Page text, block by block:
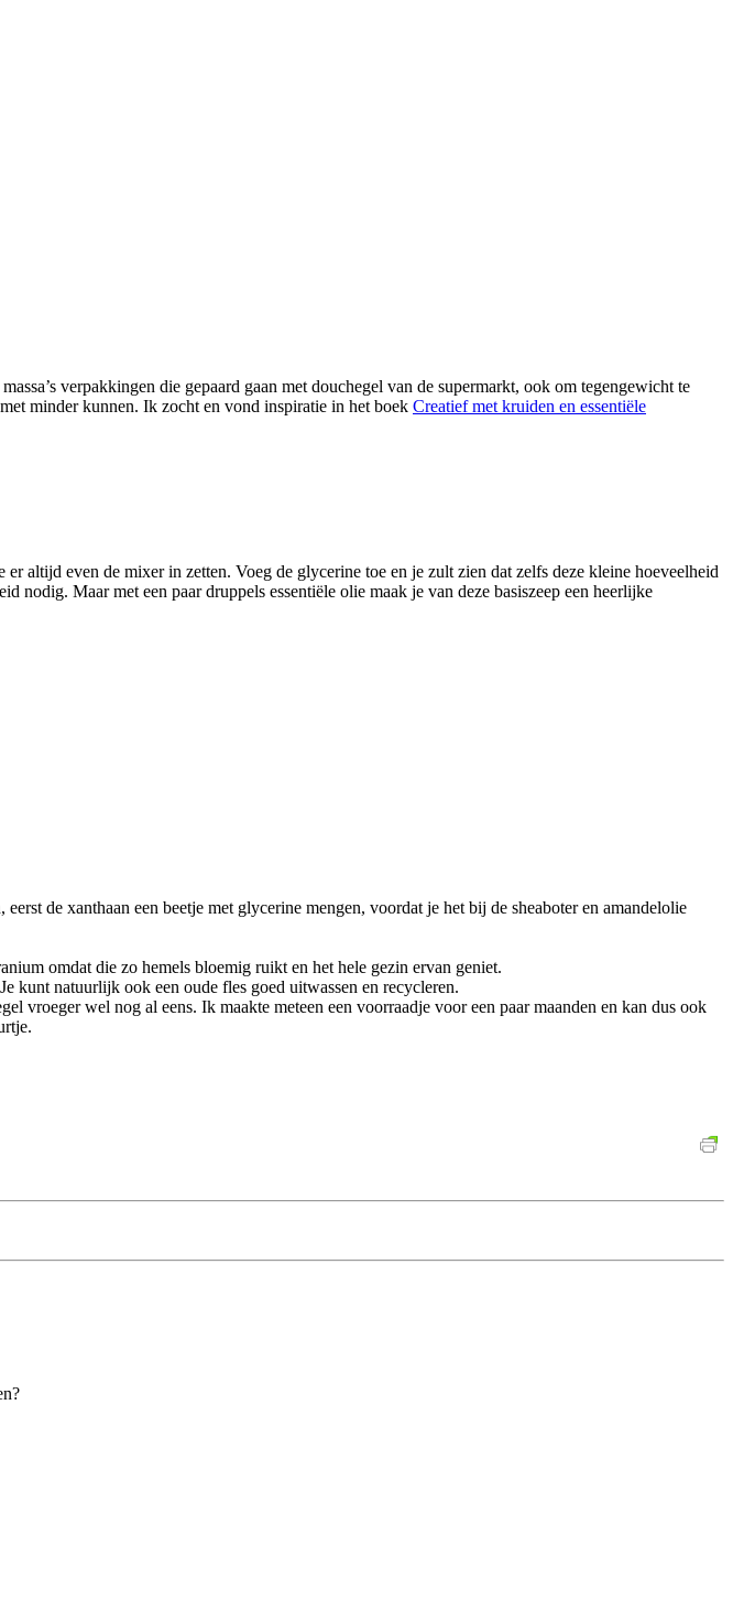
verpakkingen die gepaard gaan met douchegel van de supermarkt, ook om tegengewicht te
minder kunnen. Ik zocht en vond inspiratie in het boek Creatief met kruiden en essentiële
altijd even de mixer in zetten. Voeg de glycerine toe en je zult zien dat zelfs deze kleine hoeveelheid
nodig. Maar met een paar druppels essentiële olie maak je van deze basiszeep een heerlijke
de xanthaan een beetje met glycerine mengen, voordat je het bij de sheaboter en amandelolie
omdat die zo hemels bloemig ruikt en het hele gezin ervan geniet.
kunt natuurlijk ook een oude fles goed uitwassen en recycleren.
vroeger wel nog al eens. Ik maakte meteen een voorraadje voor een paar maanden en kan dus ook